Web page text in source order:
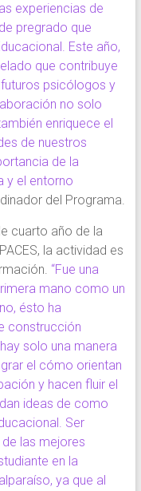
experiencias de
pregrado que
Este año,
que contribuye
psicólogos y
no solo
enriquece el
de nuestros
de la
y el entorno
del Programa.
cuarto año de la
la actividad es
“Fue una
mano como un
ésto ha
construcción
solo una manera
el cómo orientan
y hacen fluir el
ideas de como
Ser
de las mejores
en la
ya que al